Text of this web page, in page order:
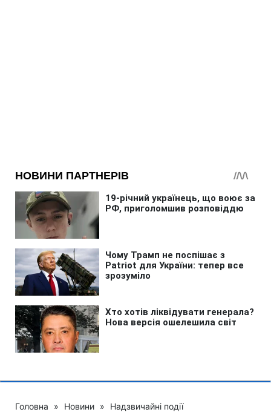
Головна » Новини » Надзвичайні події